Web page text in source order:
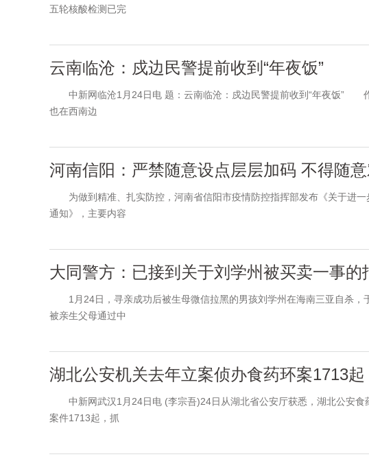
五轮核酸检测已完
云南临沧：戍边民警提前收到“年夜饭”
中新网临沧1月24日电 题：云南临沧：戍边民警提前收到“年夜饭”
也在西南边
河南信阳：严禁随意设点层层加码 不得随
为做到精准、扎实防控，河南省信阳市疫情防控指挥部发布《关于进一
通知》，主要内容
大同警方：已接到关于刘学州被买卖一事的
1月24日，寻亲成功后被生母微信拉黑的男孩刘学州在海南三亚自杀，
被亲生父母通过中
湖北公安机关去年立案侦办食药环案1713起
中新网武汉1月24日电 (李宗吾)24日从湖北省公安厅获悉，湖北公安食
案件1713起，抓